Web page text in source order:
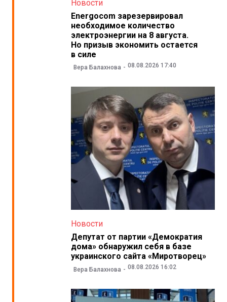
Новости
Energocom зарезервировал
необходимое количество
электроэнергии на 8 августа.
Но призыв экономить остается
в силе
Вера Балахнова 08.08.2026 17:40
Новости
Депутат от партии «Демократия
дома» обнаружил себя в базе
украинского сайта «Миротворец»
Вера Балахнова 08.08.2026 16:02